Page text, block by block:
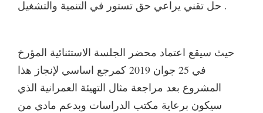
حل تقني يراعي حق تستور في التنمية والتشغيل .
حيث سيقع اعتماد محضر الجلسة الاستثنائية المؤرخ
في 25 جوان 2019 كمرجع اساسي لإنجاز هذا
المشروع بعد مراجعة مثال التهيئة العمرانية الذي
سيكون برعاية مكتب الدراسات وبدعم مادي من